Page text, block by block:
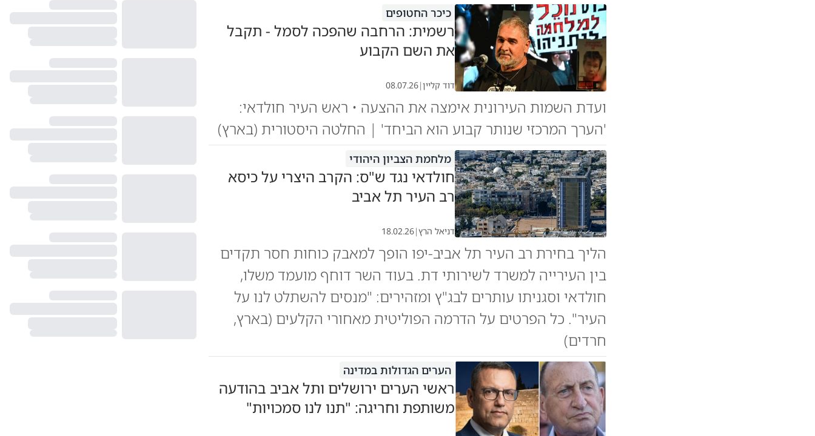
כיכר החטופים
רשמית: הרחבה שהפכה לסמל - תקבל
את השם הקבוע
דוד קליין|
08.07.26
ועדת השמות העירונית אימצה את ההצעה • ראש העיר חולדאי:
'הערך המרכזי שנותר קבוע הוא הביחד' | החלטה היסטורית (בארץ)
מלחמת הצביון היהודי
חולדאי נגד ש"ס: הקרב היצרי על כיסא
רב העיר תל אביב
דניאל הרץ|
18.02.26
הליך בחירת רב העיר תל אביב-יפו הופך למאבק כוחות חסר תקדים
בין העירייה למשרד לשירותי דת. בעוד השר דוחף מועמד משלו,
חולדאי וסגניתו עותרים לבג"ץ ומזהירים: "מנסים להשתלט לנו על
העיר". כל הפרטים על הדרמה הפוליטית מאחורי הקלעים (בארץ,
חרדים)
הערים הגדולות במדינה
ראשי הערים ירושלים ותל אביב בהודעה
משותפת וחריגה: "תנו לנו סמכויות"